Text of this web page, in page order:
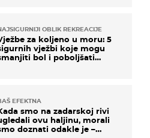
OBLIK REKREACIJE
za koljeno u moru: 5
vježbi koje mogu
bol i poboljšati
EFEKTNA
smo na zadarskoj rivi
ovu haljinu, morali
doznati odakle je –